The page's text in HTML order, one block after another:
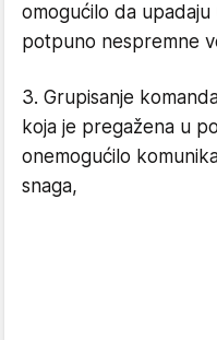
omogućilo da
potpuno nespremne
3. Grupisanje
koja je pregažena u
onemogućilo
snaga,